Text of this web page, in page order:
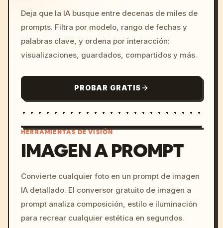
Deja que la IA busque entre decenas de miles de
prompts. Filtra por modelo, rango de fechas y
palabras clave, y ordena por interacción:
visualizaciones, guardados, compartidos y más.
PROBAR GRATIS
c, cyberpunk sunset, neon
colors, 8k --v 6.0
HERRAMIENTAS DE VISIÓN
IMAGEN A PROMPT
Convierte cualquier foto en un prompt de imagen
IA detallado. El conversor gratuito de imagen a
prompt analiza composición, estilo e iluminación
para recrear cualquier estética en segundos.